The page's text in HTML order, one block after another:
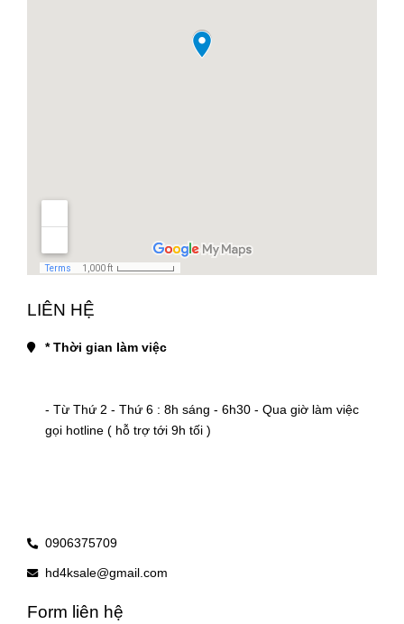
LIÊN HỆ
* Thời gian làm việc
- Từ Thứ 2 - Thứ 6 : 8h sáng - 6h30 - Qua giờ làm việc
gọi hotline ( hỗ trợ tới 9h tối )
0906375709
hd4ksale@gmail.com
Form liên hệ